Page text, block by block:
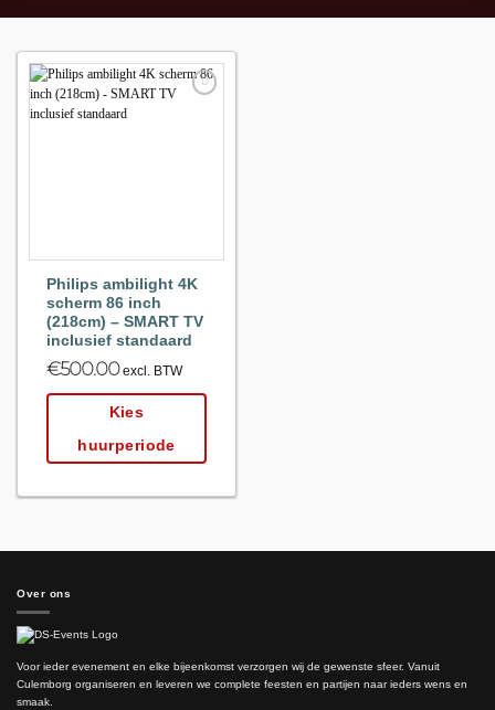
Philips ambilight 4K
scherm 86 inch
(218cm) – SMART TV
inclusief standaard
€500.00excl. BTW
Kies
huurperiode
Over ons
Voor ieder evenement en elke bijeenkomst verzorgen wij de gewenste sfeer. Vanuit
Culemborg organiseren en leveren we complete feesten en partijen naar ieders wens en
smaak.